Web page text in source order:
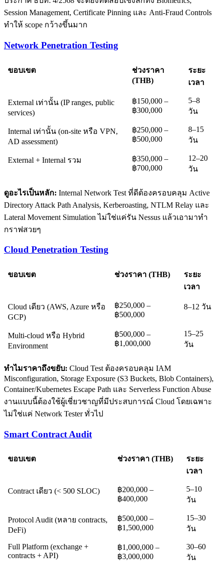
Session Management, Certificate Pinning และ Anti-Fraud Controls
ทำให้ scope กว้างขึ้นมาก
Network Penetration Testing
ขอบเขต
ช่วงราคา
(THB)
ระยะ
เวลา
External เท่านั้น (IP ranges, public
services)
฿150,000 –
฿300,000
5–8
วัน
Internal เท่านั้น (on-site หรือ VPN,
AD assessment)
฿250,000 –
฿500,000
8–15
วัน
External + Internal รวม
฿350,000 –
฿700,000
12–20
วัน
ดูอะไรเป็นหลัก: Internal Network Test ที่ดีต้องครอบคลุม Active
Directory Attack Path Analysis, Kerberoasting, NTLM Relay และ
Lateral Movement Simulation ไม่ใช่แค่รัน Nessus แล้วเอามาทำ
กราฟสวยๆ
Cloud Penetration Testing
ขอบเขต ช่วงราคา (THB)
ระยะ
เวลา
Cloud เดียว (AWS, Azure หรือ
GCP)
฿250,000 –
฿500,000
8–12 วัน
Multi-cloud หรือ Hybrid
Environment
฿500,000 –
฿1,000,000
15–25
วัน
ทำไมราคาถึงขยับ: Cloud Test ต้องครอบคลุม IAM
Misconfiguration, Storage Exposure (S3 Buckets, Blob Containers),
Container/Kubernetes Escape Path และ Serverless Function Abuse
งานแบบนี้ต้องใช้ผู้เชี่ยวชาญที่มีประสบการณ์ Cloud โดยเฉพาะ
ไม่ใช่แค่ Network Tester ทั่วไป
Smart Contract Audit
ขอบเขต ช่วงราคา (THB)
ระยะ
เวลา
Contract เดียว (< 500 SLOC)
฿200,000 –
฿400,000
5–10
วัน
Protocol Audit (หลาย contracts,
DeFi)
฿500,000 –
฿1,500,000
15–30
วัน
Full Platform (exchange +
contracts + API)
฿1,000,000 –
฿3,000,000
30–60
วัน